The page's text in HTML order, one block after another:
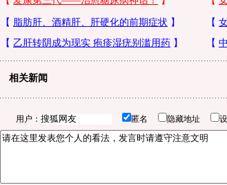
相关新闻
用户： 匿名 隐藏地址